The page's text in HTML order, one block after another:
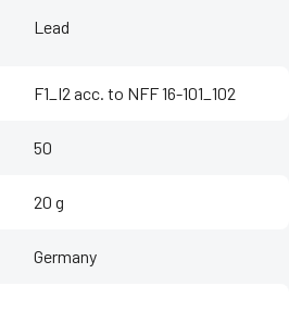
Lead
F1_I2 acc. to NFF 16-101_102
50
20 g
Germany